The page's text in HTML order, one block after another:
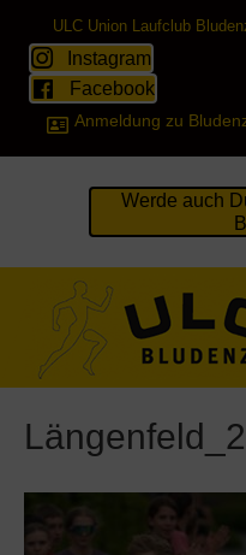
ULC Union Laufclub
Instagram
Facebook
Anmeldung zu
Werde auch